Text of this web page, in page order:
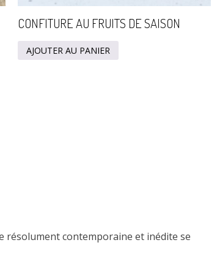
CONFITURE AU FRUITS DE SAISON
AJOUTER AU PANIER
contemporaine et inédite se